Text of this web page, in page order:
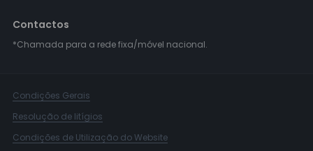
Contactos
*Chamada para a rede fixa/móvel nacional.
Condições Gerais
Resolução de litígios
Condições de Utilização do Website